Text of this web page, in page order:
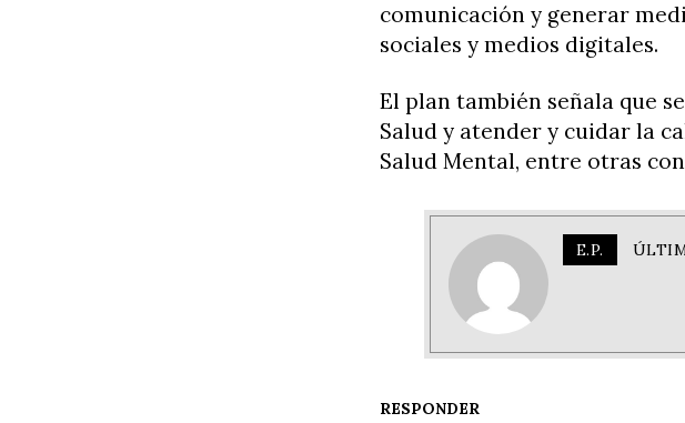
comunicación y generar
sociales y medios digitales.
El plan también señala que
Salud y atender y cuidar la
Salud Mental, entre otras
E.P.
RESPONDER